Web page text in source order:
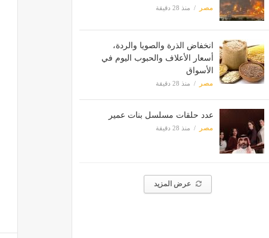
مصر منذ 28 دقيقة
انخفاض الذرة والصويا والردة،
أسعار الأعلاف والحبوب اليوم في
الأسواق
مصر منذ 28 دقيقة
عدد حلقات مسلسل بنات عمير
مصر منذ 28 دقيقة
عرض المزيد